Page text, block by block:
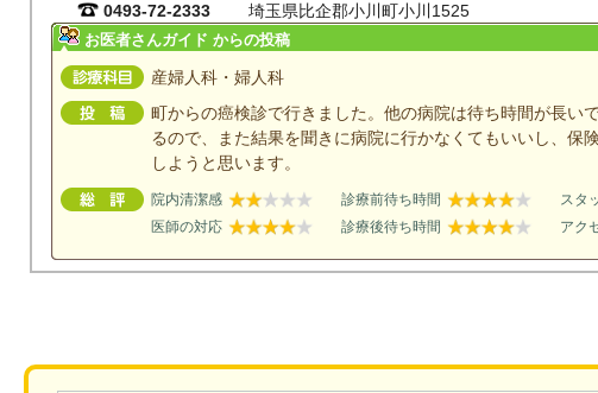
0493-72-2333 埼玉県比企郡小川町小川1525
お医者さんガイド からの投稿
産婦人科・婦人科
町からの癌検診で行きました。他の病院は待ち時間が長い
るので、また結果を聞きに病院に行かなくてもいいし、保
しようと思います。
院内清潔感 診療前待ち時間
スタ
医師の対応
診療後待ち時間 アク